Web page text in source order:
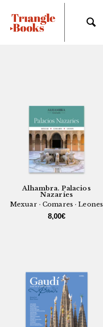
Alhambra. Palacios
Nazaríes
Mexuar · Comares · Leones
8,00€